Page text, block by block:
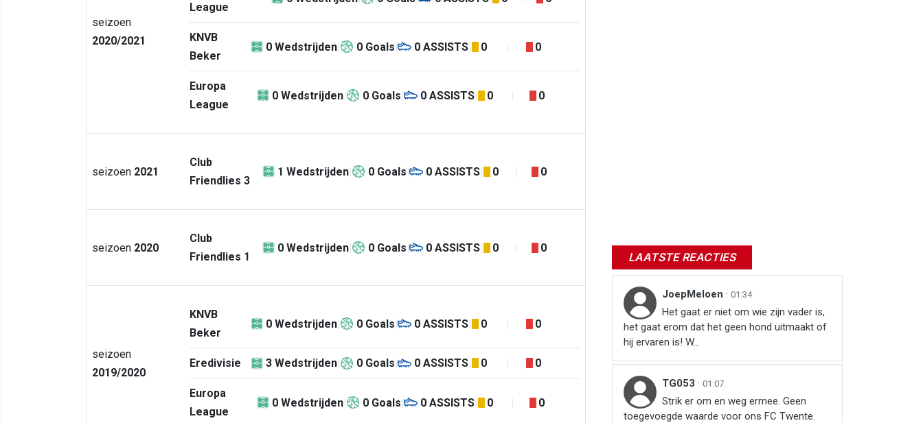
seizoen
2020/2021
League
KNVB
Beker
0 Wedstrijden 0 Goals 0 ASSISTS 0 0
Europa
League
0 Wedstrijden 0 Goals 0 ASSISTS 0 0
seizoen 2021
Club
Friendlies 3
1 Wedstrijden 0 Goals 0 ASSISTS 0 0
seizoen 2020
Club
Friendlies 1
0 Wedstrijden 0 Goals 0 ASSISTS 0 0
seizoen
2019/2020
KNVB
Beker
0 Wedstrijden 0 Goals 0 ASSISTS 0 0
Eredivisie 3 Wedstrijden 0 Goals 0 ASSISTS 0 0
Europa
League
0 Wedstrijden 0 Goals 0 ASSISTS 0 0
LAATSTE REACTIES
JoepMeloen · 01:34
Het gaat er niet om wie zijn vader is,
het gaat erom dat het geen hond uitmaakt of
hij ervaren is! W...
TG053 · 01:07
Strik er om en weg ermee. Geen
toegevoegde waarde voor ons FC Twente.